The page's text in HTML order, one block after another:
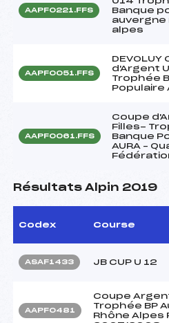
AAPF0221.FFS
Banque
auvergne
alpes
AAPF0051.FFS
DEVOLUY
d'Argent
Trophée
Populaire
AAPF0061.FFS
Coupe
Filles-
Banque
AURA –
Résultats Alpin 2019
Codex Course
ASAF1433 JB CUP U 12
AAPF0481
Coupe
Trophée BP
Rhône Alpes